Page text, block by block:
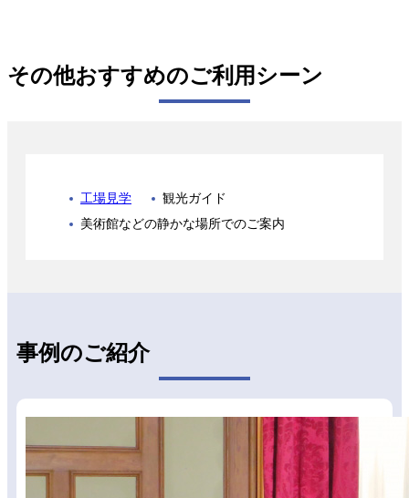
その他おすすめのご利用シーン
工場見学
観光ガイド
美術館などの静かな場所でのご案内
事例のご紹介